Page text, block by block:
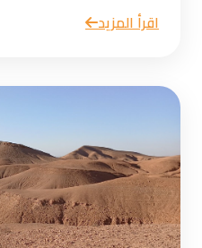
اقرأ المزيد